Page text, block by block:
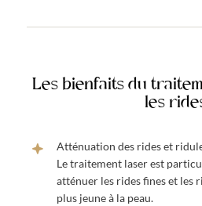
Les bienfaits du
les
Atténuation des rides et
Le traitement laser est
atténuer les rides fines et les
plus jeune à la peau.